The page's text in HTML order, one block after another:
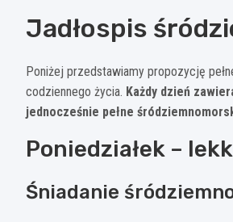
Jadłospis
Poniżej przedstawiamy propozycję
codziennego życia. Każdy dzień
jednocześnie pełne
Poniedziałek –
Śniadanie